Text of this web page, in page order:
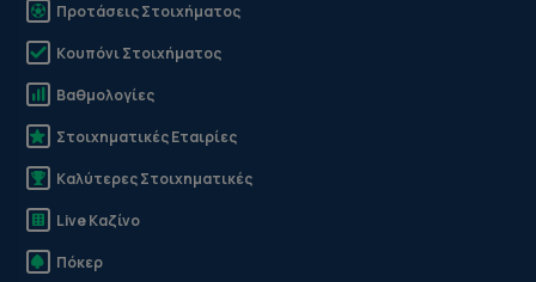
Προτάσεις Στοιχήματος
Κουπόνι Στοιχήματος
Βαθμολογίες
Στοιχηματικές Εταιρίες
Καλύτερες Στοιχηματικές
Live Καζίνο
Πόκερ